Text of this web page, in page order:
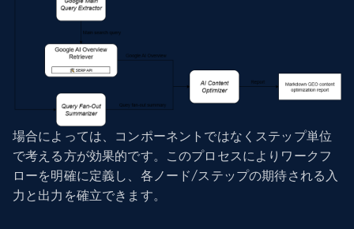
場合によっては、コンポーネントではなくステップ単位
で考える方が効果的です。このプロセスによりワークフ
ローを明確に定義し、各ノード/ステップの期待される入
力と出力を確立できます。